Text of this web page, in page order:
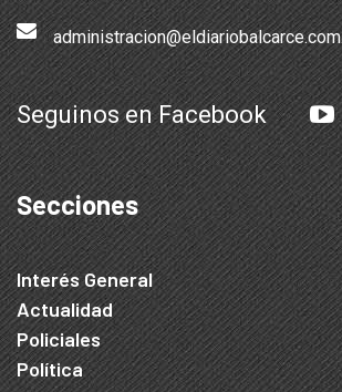
Seguinos en Facebook
Secciones
Interés General
Actualidad
Policiales
Política